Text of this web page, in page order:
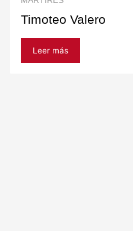
Timoteo Valero
Leer más